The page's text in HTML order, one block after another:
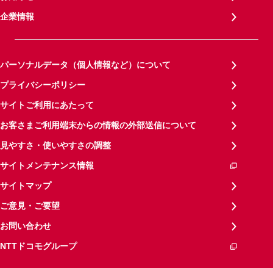
企業情報
パーソナルデータ（個人情報など）について
プライバシーポリシー
サイトご利用にあたって
お客さまご利用端末からの情報の外部送信について
見やすさ・使いやすさの調整
サイトメンテナンス情報
サイトマップ
ご意見・ご要望
お問い合わせ
NTTドコモグループ